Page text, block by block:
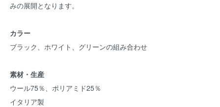
みの展開となります。
カラー
ブラック、ホワイト、グリーンの組み合わせ
素材・生産
ウール75％、ポリアミド25％
イタリア製